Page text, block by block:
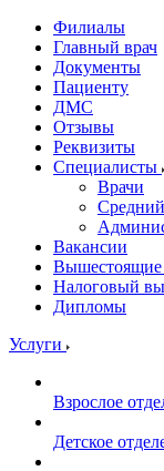
Филиалы
Главный врач
Документы
Пациенту
ДМС
Отзывы
Реквизиты
Специалисты
Врачи
Вакансии
Вышестоящие
Налоговый
Дипломы
Услуги
Взрослое
Детское